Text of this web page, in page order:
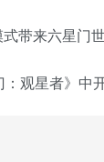
式带来六星门
观星者》中